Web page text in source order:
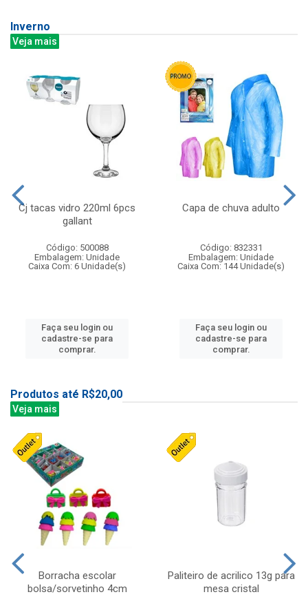
Inverno
Veja mais
Cj tacas vidro 220ml 6pcs
gallant
Código: 500088
Embalagem: Unidade
Caixa Com: 6 Unidade(s)
Faça seu login ou
cadastre-se para
comprar.
Capa de chuva adulto
Código: 832331
Embalagem: Unidade
Caixa Com: 144 Unidade(s)
Faça seu login ou
cadastre-se para
comprar.
Produtos até R$20,00
Veja mais
Borracha escolar
bolsa/sorvetinho 4cm
Paliteiro de acrilico 13g para
mesa cristal